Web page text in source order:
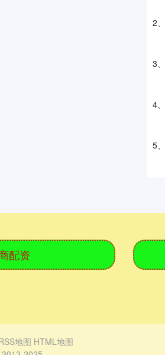
2、
3、
4、
5、
配资
地图 HTML地图